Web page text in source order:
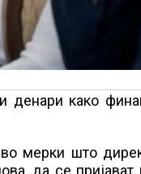
денари како
мерки што
да се пријават